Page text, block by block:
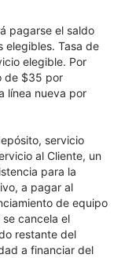
pagarse el saldo
elegibles. Tasa de
elegible. Por
de $35 por
línea nueva por
servicio
al Cliente, un
para la
a pagar al
de equipo
se cancela el
restante del
a financiar del